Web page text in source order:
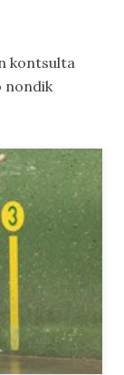
kontsulta
nondik